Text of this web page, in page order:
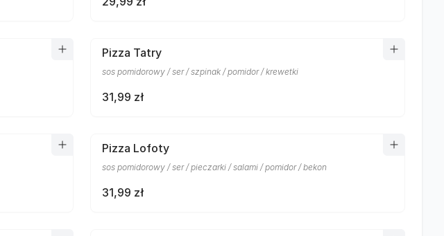
Pizza Tatry
sos pomidorowy / ser / szpinak / pomidor / krewetki
31,99 zł
Pizza Lofoty
sos pomidorowy / ser / pieczarki / salami / pomidor / bekon
31,99 zł